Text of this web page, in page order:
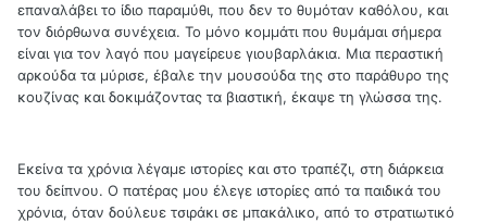
επαναλάβει το ίδιο παραμύθι, που δεν το θυμόταν καθόλου, και
τον διόρθωνα συνέχεια. Το μόνο κομμάτι που θυμάμαι σήμερα
είναι για τον λαγό που μαγείρευε γιουβαρλάκια. Μια περαστική
αρκούδα τα μύρισε, έβαλε την μουσούδα της στο παράθυρο της
κουζίνας και δοκιμάζοντας τα βιαστική, έκαψε τη γλώσσα της.
Εκείνα τα χρόνια λέγαμε ιστορίες και στο τραπέζι, στη διάρκεια
του δείπνου. Ο πατέρας μου έλεγε ιστορίες από τα παιδικά του
χρόνια, όταν δούλευε τσιράκι σε μπακάλικο, από το στρατιωτικό